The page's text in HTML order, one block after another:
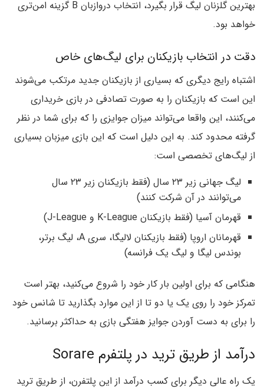
بهترین گلزنان لیگ قرار بگیرد، انتخاب دروازبان B گزینه امن‌تری
خواهد بود.
دقت در انتخاب بازیکنان برای لیگ‌های خاص
اشتباه رایج دیگری که بسیاری از بازیکنان جدید مرتکب می‌شوند
این است که بازیکنان را به صورت تصادفی در بازی خریداری
می‌کنند، این واقعا می‌تواند میزان جوایزی را که برای شما در نظر
گرفته محدود کند. به این دلیل است که این بازی میزبان بسیاری
از لیگ‌های تخصصی است:
لیگ جهانی زیر ۲۳ سال (فقط بازیکنان زیر ۲۳ سال
می‌توانند در آن شرکت کنند)
قهرمان آسیا (فقط بازیکنان K-League و J-League)
قهرمانان اروپا (فقط بازیکنان لالیگا، سری A، لیگ برتر،
بوندس لیگا و لیگ یک فرانسه)
هنگامی که برای اولین بار کار خود را شروع می‌کنید، بهتر است
تمرکز خود را روی یک یا دو تا از این موارد بگذارید تا شانس خود
را برای به دست آوردن جوایز هفتگی بازی به حداکثر برسانید.
درآمد از طریق ترید در پلتفرم Sorare
یک راه عالی دیگر برای کسب درآمد از این پلتفرن، از طریق ترید